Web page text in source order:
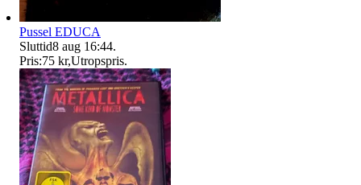
Pussel EDUCA
Sluttid8 aug 16:44.
Pris:75 kr,Utropspris.